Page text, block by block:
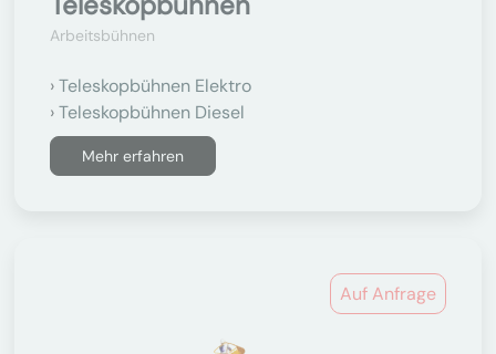
Arbeitsbühnen
Teleskopbühnen Elektro
Teleskopbühnen Diesel
Mehr erfahren
Auf Anfrage